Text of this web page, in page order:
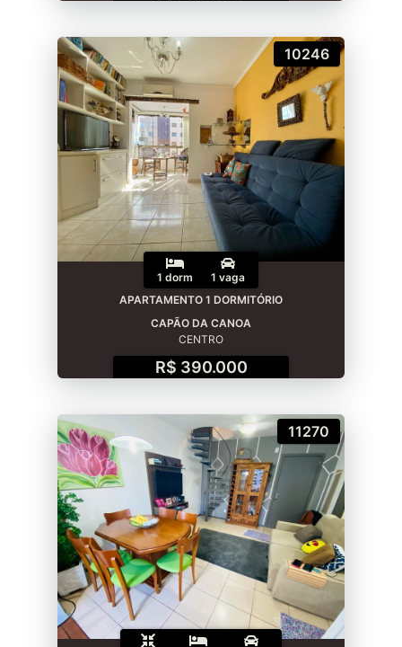
10246
1 dorm
1 vaga
APARTAMENTO 1 DORMITÓRIO
CAPÃO DA CANOA
CENTRO
R$ 390.000
11270